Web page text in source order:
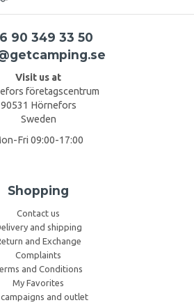
90 349 33 50
Visit us at
företagscentrum
90531 Hörnefors
Sweden
Fri 09:00-17:00
Shopping
Contact us
and shipping
and Exchange
Complaints
and Conditions
My Favorites
and outlet